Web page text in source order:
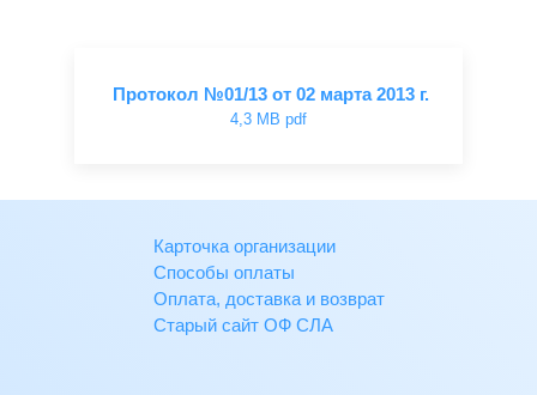
Протокол №01/13 от 02 марта 2013 г.
4,3 MB pdf
Карточка организации
Способы оплаты
Оплата, доставка и возврат
Старый сайт ОФ СЛА